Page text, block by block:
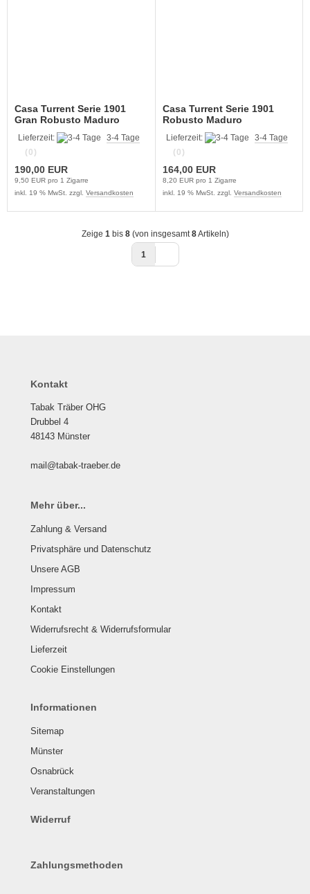
Casa Turrent Serie 1901
Gran Robusto Maduro
Lieferzeit:
3-4 Tage
(0)
190,00 EUR
9,50 EUR pro 1 Zigarre
inkl. 19 % MwSt. zzgl. Versandkosten
Casa Turrent Serie 1901
Robusto Maduro
Lieferzeit:
3-4 Tage
(0)
164,00 EUR
8,20 EUR pro 1 Zigarre
inkl. 19 % MwSt. zzgl. Versandkosten
Zeige 1bis 8(von insgesamt8Artikeln)
1
Kontakt
Tabak Träber OHG
Drubbel 4
48143 Münster
mail@tabak-traeber.de
Mehr über...
Zahlung & Versand
Privatsphäre und Datenschutz
Unsere AGB
Impressum
Kontakt
Widerrufsrecht & Widerrufsformular
Lieferzeit
Cookie Einstellungen
Informationen
Sitemap
Münster
Osnabrück
Veranstaltungen
Widerruf
Zahlungsmethoden